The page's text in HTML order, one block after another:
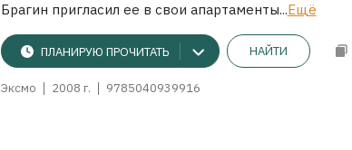
Брагин пригласил ее в свои апартаменты...Ещё
ПЛАНИРУЮ ПРОЧИТАТЬ НАЙТИ
Эксмо 2008 г. 9785040939916